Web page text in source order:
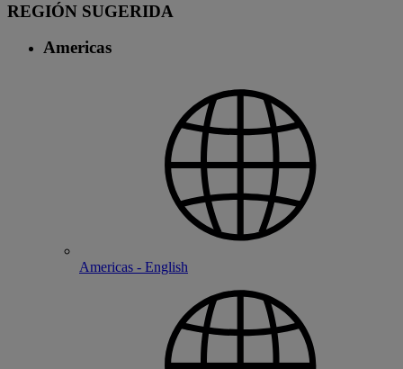
REGIÓN SUGERIDA
Americas
Americas - English